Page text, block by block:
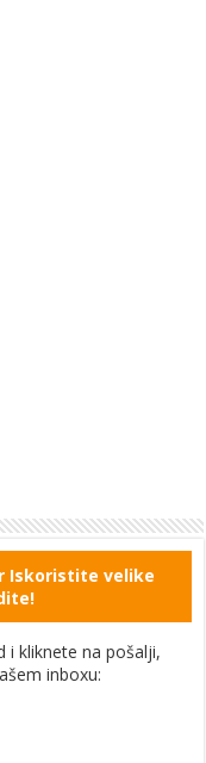
Iskoristite velike
i kliknete na pošalji,
inboxu: